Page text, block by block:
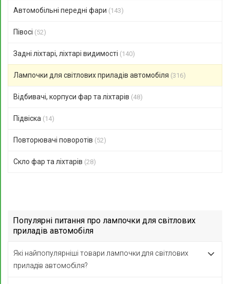
Автомобільні передні фари (143)
Півосі (52)
Задні ліхтарі, ліхтарі видимості (140)
Лампочки для світлових приладів автомобіля (316)
Відбивачі, корпуси фар та ліхтарів (48)
Підвіска (14)
Повторювачі поворотів (52)
Скло фар та ліхтарів (28)
Популярні питання про лампочки для світлових
приладів автомобіля
Які найпопулярніші товари лампочки для світлових
приладів автомобіля?